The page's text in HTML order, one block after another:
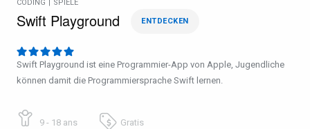
CODING SPIELE
Swift Playground ENTDECKEN
Swift Playground ist eine Programmier-App von Apple, Jugendliche
können damit die Programmiersprache Swift lernen.
9 - 18 ans Gratis